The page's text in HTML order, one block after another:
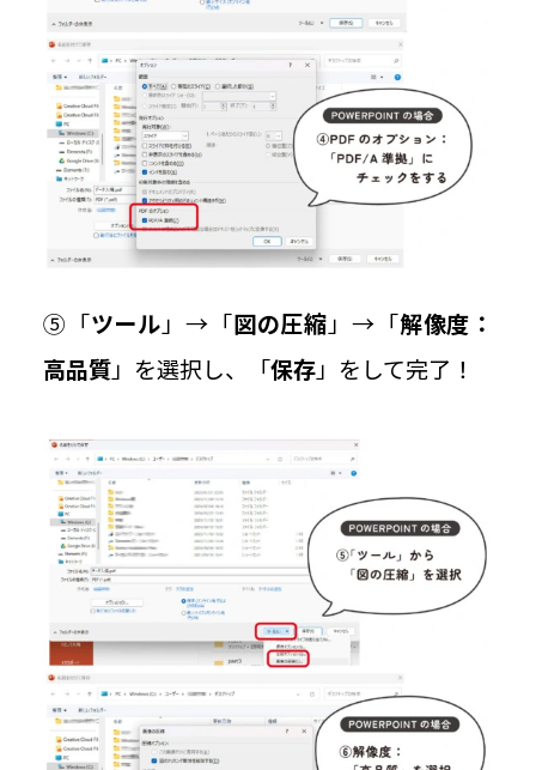
⑤「ツール」→「図の圧縮」→「解像度：
高品質」を選択し、「保存」をして完了！